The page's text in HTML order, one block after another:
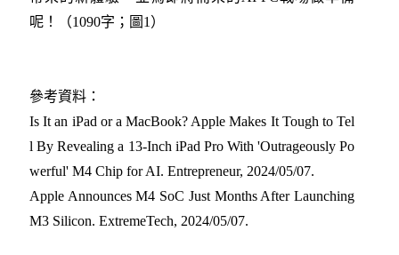
呢！（1090字；圖1）
參考資料：
Is It an iPad or a MacBook? Apple Makes It Tough to Tel
l By Revealing a 13-Inch iPad Pro With 'Outrageously Po
werful' M4 Chip for AI. Entrepreneur, 2024/05/07.
Apple Announces M4 SoC Just Months After Launching
M3 Silicon. ExtremeTech, 2024/05/07.